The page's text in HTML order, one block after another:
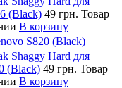
(Black) 49 грн. Товар
В корзину
S820 (Black)
Shaggy Hard для
(Black) 49 грн. Товар
В корзину